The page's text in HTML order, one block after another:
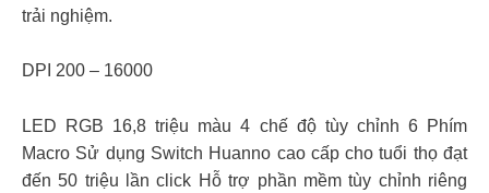
trải nghiệm.
DPI 200 – 16000
LED RGB 16,8 triệu màu 4 chế độ tùy chỉnh 6 Phím
Macro Sử dụng Switch Huanno cao cấp cho tuổi thọ đạt
đến 50 triệu lần click Hỗ trợ phần mềm tùy chỉnh riêng